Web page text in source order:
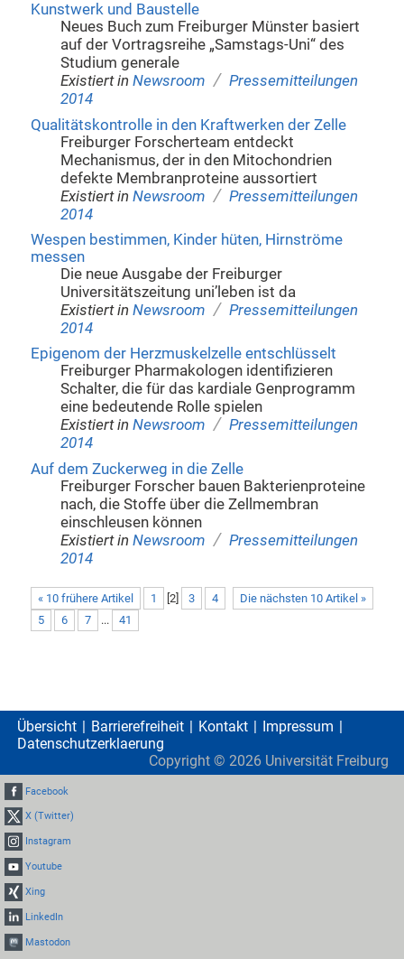
Kunstwerk und Baustelle
Neues Buch zum Freiburger Münster basiert
auf der Vortragsreihe „Samstags-Uni“ des
Studium generale
Existiert in Newsroom / Pressemitteilungen
2014
Qualitätskontrolle in den Kraftwerken der Zelle
Freiburger Forscherteam entdeckt
Mechanismus, der in den Mitochondrien
defekte Membranproteine aussortiert
Existiert in Newsroom / Pressemitteilungen
2014
Wespen bestimmen, Kinder hüten, Hirnströme
messen
Die neue Ausgabe der Freiburger
Universitätszeitung uni’leben ist da
Existiert in Newsroom / Pressemitteilungen
2014
Epigenom der Herzmuskelzelle entschlüsselt
Freiburger Pharmakologen identifizieren
Schalter, die für das kardiale Genprogramm
eine bedeutende Rolle spielen
Existiert in Newsroom / Pressemitteilungen
2014
Auf dem Zuckerweg in die Zelle
Freiburger Forscher bauen Bakterienproteine
nach, die Stoffe über die Zellmembran
einschleusen können
Existiert in Newsroom / Pressemitteilungen
2014
« 10 frühere Artikel Die nächsten 10 Artikel »
1 2] 3
4
5
6 7 ... 41
Übersicht Barrierefreiheit Kontakt
Impressum
Datenschutzerklaerung
Copyright © 2026 Universität Freiburg
Facebook
X (Twitter)
Instagram
Youtube
Xing
LinkedIn
Mastodon